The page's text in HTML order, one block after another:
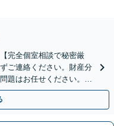
完全個室相談で秘密厳
ご連絡ください。財産分
題はお任せください。
可】